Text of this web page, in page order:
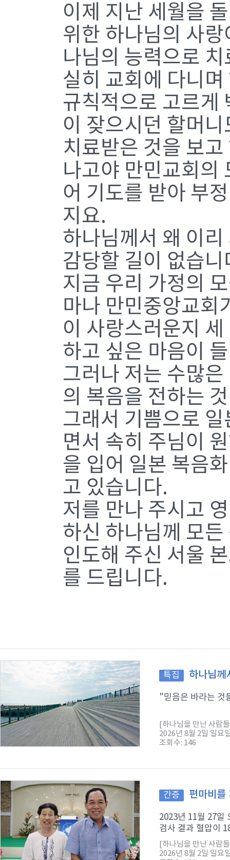
이제 지난 세월을
위한 하나님의 사
나님의 능력으로
실히 교회에 다니
규칙적으로 고르게
이 잦으시던 할머
치료받은 것을 보
나고야 만민교회의
어 기도를 받아 부
지요.
하나님께서 왜 이
감당할 길이 없습
지금 우리 가정의
마나 만민중앙교회
이 사랑스러운지
하고 싶은 마음이
그러나 저는 수많
의 복음을 전하는
그래서 기쁨으로
면서 속히 주님이
을 입어 일본 복음
고 있습니다.
저를 만나 주시고
하신 하나님께 모
인도해 주신 서울
를 드립니다.
특집 하나님께
"믿음은 바라는 것
[하나님을 만난 사람
2026년 8월 2일 일요
조회수: 146
간증 편마비를
2023년 11월 27일
검사 결과 혈압이
[하나님을 만난 사람
2026년 8월 2일 일요